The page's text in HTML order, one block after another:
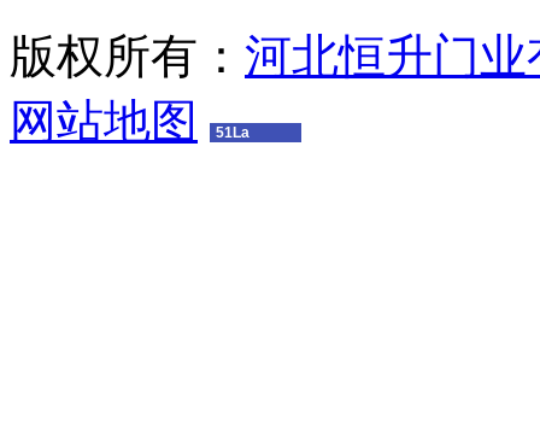
版权所有： 河北恒升门
网站地图
51La